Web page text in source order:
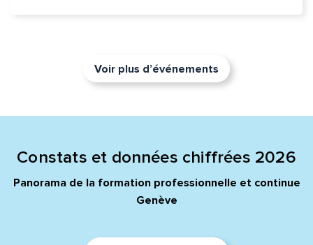
Voir plus d’événements
Constats et données chiffrées 2026
Panorama de la formation professionnelle et continue
Genève